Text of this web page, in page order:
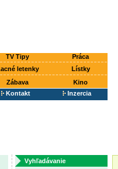
TV Tipy
Práca
letenky
Lístky
Zábava
Kino
Kontakt Inzercia
Vyhľadávanie